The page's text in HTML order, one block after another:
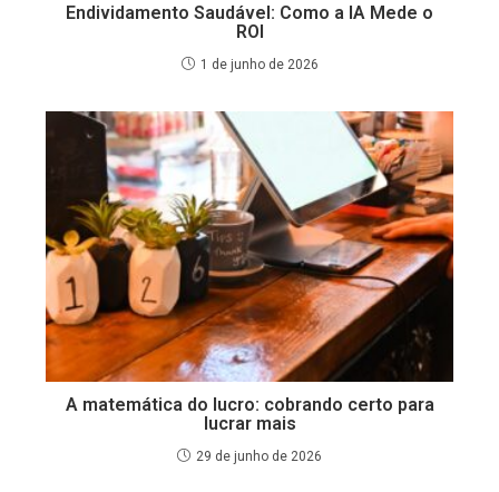
Endividamento Saudável: Como a IA Mede o
ROI
1 de junho de 2026
A matemática do lucro: cobrando certo para
lucrar mais
29 de junho de 2026